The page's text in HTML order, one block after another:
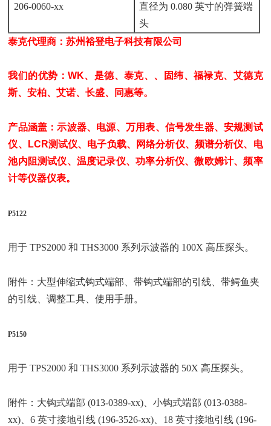
206-0060-xx
直径为 0.080 英寸的弹簧端
头
泰克代理商：苏州裕登电子科技有限公司
我们的优势：WK、是德、泰克、、固纬、福禄克、艾德克
斯、安柏、艾诺、长盛、同惠等。
产品涵盖：示波器、电源、万用表、信号发生器、安规测试
仪、LCR测试仪、电子负载、网络分析仪、频谱分析仪、电
池内阻测试仪、温度记录仪、功率分析仪、微欧姆计、频率
计等仪器仪表。
P5122
用于 TPS2000 和 THS3000 系列示波器的 100X 高压探头。
附件：大型伸缩式钩式端部、带钩式端部的引线、带鳄鱼夹
的引线、调整工具、使用手册。
P5150
用于 TPS2000 和 THS3000 系列示波器的 50X 高压探头。
附件：大钩式端部 (013-0389-xx)、小钩式端部 (013-0388-
xx)、6 英寸接地引线 (196-3526-xx)、18 英寸接地引线 (196-